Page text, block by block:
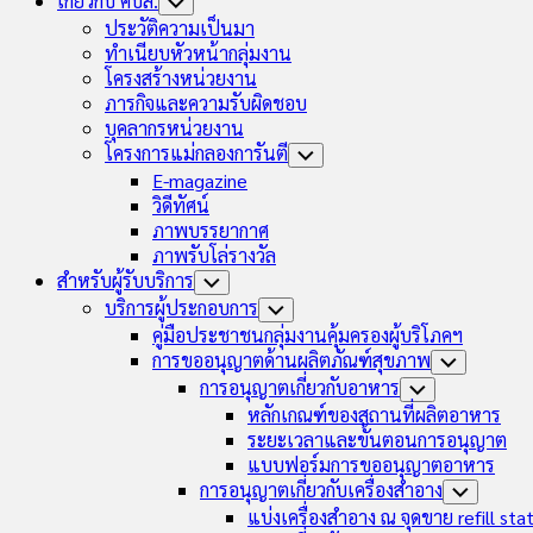
Child
Menu
ประวัติความเป็นมา
ทำเนียบหัวหน้ากลุ่มงาน
โครงสร้างหน่วยงาน
ภารกิจและความรับผิดชอบ
บุคลากรหน่วยงาน
โครงการแม่กลองการันตี Toggle
E-magazine
วิดีทัศน์
ภาพบรรยากาศ
ภาพรับโล่รางวัล
สำหรับผู้รับบริการ Toggle
Child
Menu
บริการผู้ประกอบการ Toggle
Child
Menu
คู่มือประชาชนกลุ่มงานคุ้มครองผู้บริโภคฯ
การขออนุญาตด้านผลิตภัณฑ์สุขภาพ Toggle
การอนุญาตเกี่ยวกับอาหาร Toggle
Child
Menu
หลักเกณฑ์ของสถานที่ผลิตอาหาร
ระยะเวลาและขั้นตอนการอนุญาต
แบบฟอร์มการขออนุญาตอาหาร
การอนุญาตเกี่ยวกับเครื่องสำอาง Toggle
Child
แบ่งเครื่องสำอาง ณ จุดขาย refill